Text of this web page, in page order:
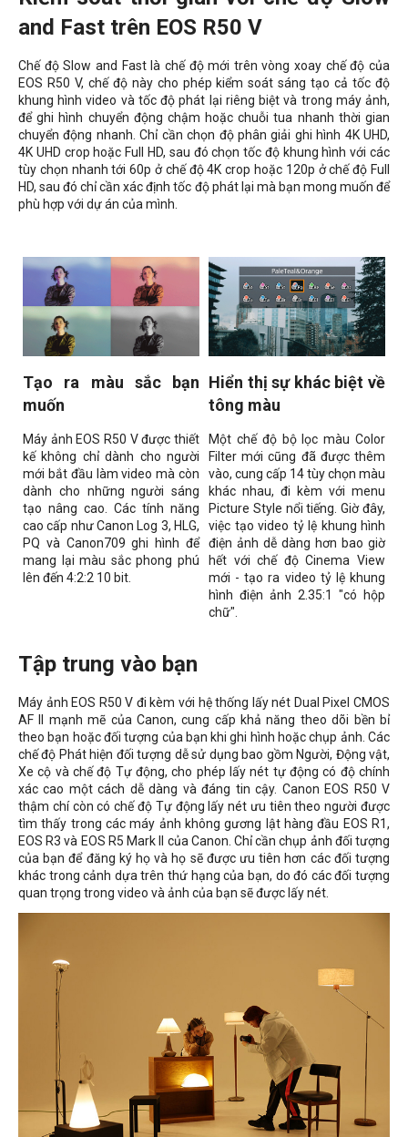
and Fast trên EOS R50 V
Chế độ Slow and Fast là chế độ mới trên vòng xoay chế độ của
EOS R50 V, chế độ này cho phép kiểm soát sáng tạo cả tốc độ
khung hình video và tốc độ phát lại riêng biệt và trong máy ảnh,
để ghi hình chuyển động chậm hoặc chuỗi tua nhanh thời gian
chuyển động nhanh. Chỉ cần chọn độ phân giải ghi hình 4K UHD,
4K UHD crop hoặc Full HD, sau đó chọn tốc độ khung hình với các
tùy chọn nhanh tới 60p ở chế độ 4K crop hoặc 120p ở chế độ Full
HD, sau đó chỉ cần xác định tốc độ phát lại mà bạn mong muốn để
phù hợp với dự án của mình.
Tạo ra màu sắc bạn
muốn
Máy ảnh EOS R50 V được thiết
kế không chỉ dành cho người
mới bắt đầu làm video mà còn
dành cho những người sáng
tạo nâng cao. Các tính năng
cao cấp như Canon Log 3, HLG,
PQ và Canon709 ghi hình để
mang lại màu sắc phong phú
lên đến 4:2:2 10 bit.
Hiển thị sự khác biệt về
tông màu
Một chế độ bộ lọc màu Color
Filtermới cũng đã được thêm
vào, cung cấp 14 tùy chọn màu
khác nhau, đi kèm với menu
Picture Style nổi tiếng. Giờ đây,
việc tạo video tỷ lệ khung hình
điện ảnh dễ dàng hơn bao giờ
hết với chế độ Cinema View
mới - tạo ra video tỷ lệ khung
hình điện ảnh 2.35:1 "có hộp
chữ".
Tập trung vào bạn
Máy ảnh EOS R50 V đi kèm với hệ thống lấy nét Dual Pixel CMOS
AF II mạnh mẽ của Canon, cung cấp khả năng theo dõi bền bỉ
theo bạn hoặc đối tượng của bạn khi ghi hình hoặc chụp ảnh. Các
chế độ Phát hiện đối tượng dễ sử dụng bao gồm Người, Động vật,
Xe cộ và chế độ Tự động, cho phép lấy nét tự động có độ chính
xác cao một cách dễ dàng và đáng tin cậy. Canon EOS R50 V
thậm chí còn có chế độ Tự động lấy nét ưu tiên theo người được
tìm thấy trong các máy ảnh không gương lật hàng đầu EOS R1,
EOS R3 và EOS R5 Mark II của Canon. Chỉ cần chụp ảnh đối tượng
của bạn để đăng ký họ và họ sẽ được ưu tiên hơn các đối tượng
khác trong cảnh dựa trên thứ hạng của bạn, do đó các đối tượng
quan trọng trong video và ảnh của bạn sẽ được lấy nét.